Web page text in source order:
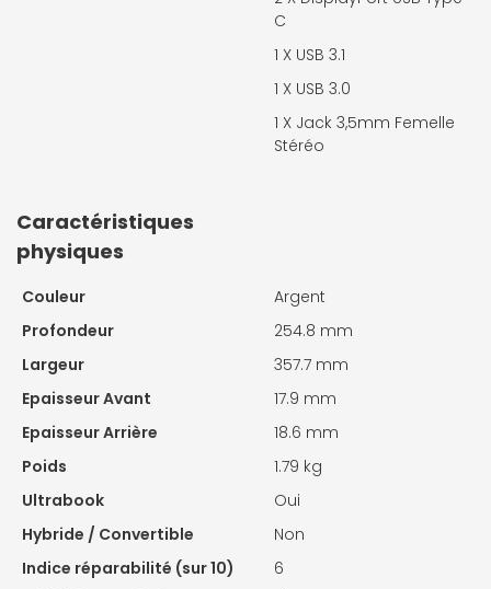
C
1 X USB 3.1
1 X USB 3.0
1 X Jack 3,5mm Femelle
Stéréo
Caractéristiques
physiques
Couleur
Argent
Profondeur
254.8 mm
Largeur
357.7 mm
Epaisseur Avant
17.9 mm
Epaisseur Arrière
18.6 mm
Poids
1.79 kg
Ultrabook
Oui
Hybride / Convertible
Non
Indice réparabilité (sur 10)
6